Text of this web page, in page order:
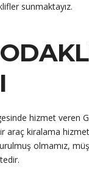
sunmaktayız.
hizmet veren
araç kiralama
olmamız,